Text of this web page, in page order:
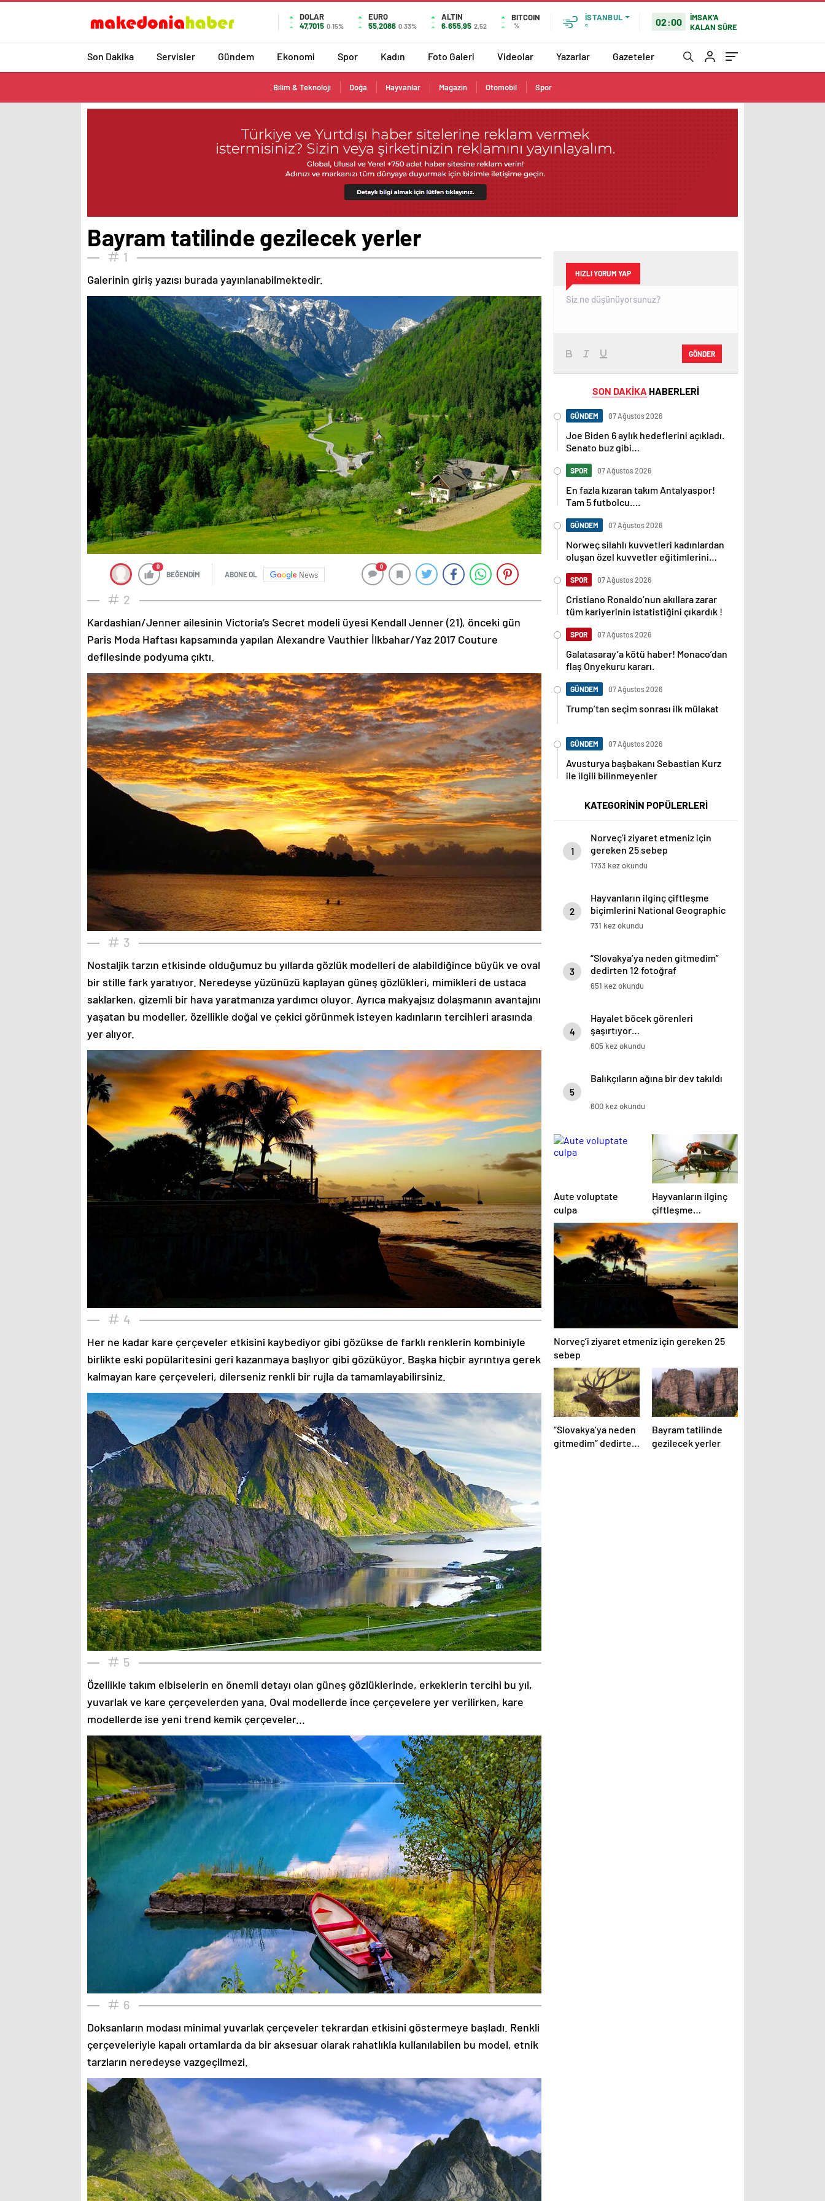
DOLAR
47,7015 0.15%
EURO
55,2086 0.33%
ALTIN
6.655,95 2,52
BITCOIN
%
İSTANBUL
°
02:00
İMSAK'A
KALAN SÜRE
Son Dakika Servisler Gündem Ekonomi Spor Kadın Foto Galeri Videolar Yazarlar Gazeteler
Bilim & Teknoloji Doğa Hayvanlar Magazin Otomobil Spor
Bayram tatilinde gezilecek yerler
1
Galerinin giriş yazısı burada yayınlanabilmektedir.
0
BEĞENDİM ABONE OL News
0
2
Kardashian/Jenner ailesinin Victoria’s Secret modeli üyesi Kendall Jenner (21), önceki gün
Paris Moda Haftası kapsamında yapılan Alexandre Vauthier İlkbahar/Yaz 2017 Couture
defilesinde podyuma çıktı.
3
Nostaljik tarzın etkisinde olduğumuz bu yıllarda gözlük modelleri de alabildiğince büyük ve oval
bir stille fark yaratıyor. Neredeyse yüzünüzü kaplayan güneş gözlükleri, mimikleri de ustaca
saklarken, gizemli bir hava yaratmanıza yardımcı oluyor. Ayrıca makyajsız dolaşmanın avantajını
yaşatan bu modeller, özellikle doğal ve çekici görünmek isteyen kadınların tercihleri arasında
yer alıyor.
4
Her ne kadar kare çerçeveler etkisini kaybediyor gibi gözükse de farklı renklerin kombiniyle
birlikte eski popülaritesini geri kazanmaya başlıyor gibi gözüküyor. Başka hiçbir ayrıntıya gerek
kalmayan kare çerçeveleri, dilerseniz renkli bir rujla da tamamlayabilirsiniz.
5
Özellikle takım elbiselerin en önemli detayı olan güneş gözlüklerinde, erkeklerin tercihi bu yıl,
yuvarlak ve kare çerçevelerden yana. Oval modellerde ince çerçevelere yer verilirken, kare
modellerde ise yeni trend kemik çerçeveler...
6
Doksanların modası minimal yuvarlak çerçeveler tekrardan etkisini göstermeye başladı. Renkli
çerçeveleriyle kapalı ortamlarda da bir aksesuar olarak rahatlıkla kullanılabilen bu model, etnik
tarzların neredeyse vazgeçilmezi.
HIZLI YORUM YAP
GÖNDER
SON DAKİKA HABERLERİ
GÜNDEM 07 Ağustos 2026
Joe Biden 6 aylık hedeflerini açıkladı.
Senato buz gibi…
SPOR 07 Ağustos 2026
En fazla kızaran takım Antalyaspor!
Tam 5 futbolcu….
GÜNDEM 07 Ağustos 2026
Norweç silahlı kuvvetleri kadınlardan
oluşan özel kuvvetler eğitimlerini
SPOR 07 Ağustos 2026
Cristiano Ronaldo’nun akıllara zarar
tüm kariyerinin istatistiğini çıkardık !
SPOR 07 Ağustos 2026
Galatasaray’a kötü haber! Monaco’dan
flaş Onyekuru kararı.
GÜNDEM 07 Ağustos 2026
Trump’tan seçim sonrası ilk mülakat
GÜNDEM 07 Ağustos 2026
Avusturya başbakanı Sebastian Kurz
ile ilgili bilinmeyenler
KATEGORİNİN POPÜLERLERİ
1
Norveç’i ziyaret etmeniz için
gereken 25 sebep
1733 kez okundu
2
Hayvanların ilginç çiftleşme
biçimlerini National Geographic
görüntüledi.
731 kez okundu
3
“Slovakya’ya neden gitmedim”
dedirten 12 fotoğraf
651 kez okundu
4
Hayalet böcek görenleri
şaşırtıyor…
605 kez okundu
5
Balıkçıların ağına bir dev takıldı
600 kez okundu
Aute voluptate
culpa
Hayvanların ilginç
çiftleşme
biçimlerini National
Geographic
görüntüledi.
Norveç’i ziyaret etmeniz için gereken 25
sebep
“Slovakya’ya neden
gitmedim” dedirten
Bayram tatilinde
gezilecek yerler